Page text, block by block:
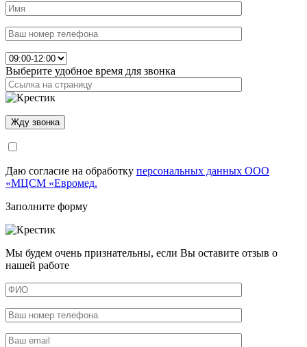
Выберите удобное время для звонка
Даю согласие на обработку персональных данных ООО
«МЦСМ «Евромед.
Заполните форму
Мы будем очень признательны, если Вы оставите отзыв о
нашей работе